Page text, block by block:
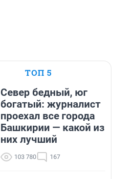
ТОП 5
Север бедный, юг
богатый: журналист
проехал все города
Башкирии — какой из
них лучший
103 780 167